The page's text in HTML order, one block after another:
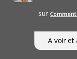
sur
A voir et